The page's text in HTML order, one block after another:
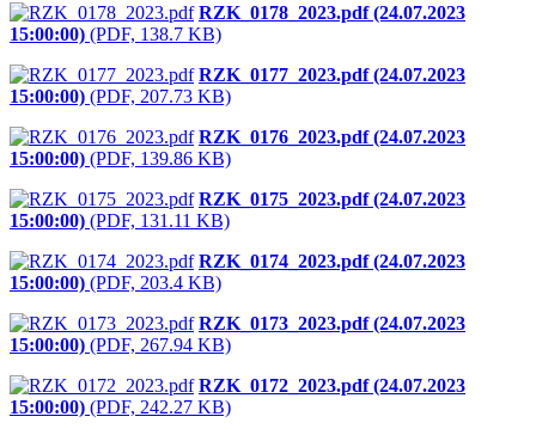
RZK_0178_2023.pdf (24.07.2023
15:00:00) (PDF, 138.7 KB)
RZK_0177_2023.pdf (24.07.2023
15:00:00) (PDF, 207.73 KB)
RZK_0176_2023.pdf (24.07.2023
15:00:00) (PDF, 139.86 KB)
RZK_0175_2023.pdf (24.07.2023
15:00:00) (PDF, 131.11 KB)
RZK_0174_2023.pdf (24.07.2023
15:00:00) (PDF, 203.4 KB)
RZK_0173_2023.pdf (24.07.2023
15:00:00) (PDF, 267.94 KB)
RZK_0172_2023.pdf (24.07.2023
15:00:00) (PDF, 242.27 KB)